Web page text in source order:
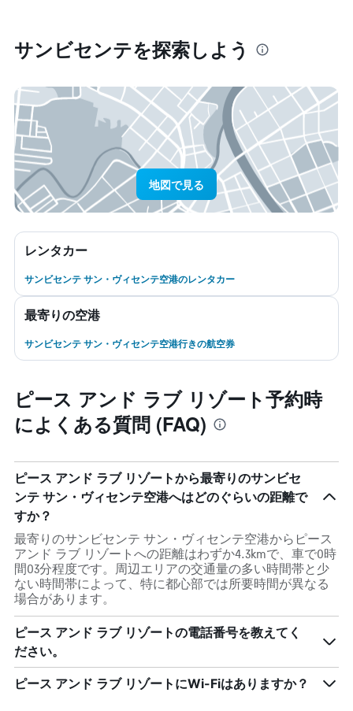
サンビセンテ​を探索しよう
地図で見る
レンタカー
サンビセンテ サン・ヴィセンテ空港のレンタカー
最寄りの空港
サンビセンテ サン・ヴィセンテ空港行きの航空券
ピース アンド ラブ リゾート予約時
によくある質問 (FAQ)
ピース アンド ラブ リゾートから最寄りのサンビセ
ンテ サン・ヴィセンテ空港へはどのぐらいの距離で
すか？
最寄りのサンビセンテ サン・ヴィセンテ空港からピース
アンド ラブ リゾートへの距離はわずか4.3kmで、車で0時
間03分程度です。周辺エリアの交通量の多い時間帯と少
ない時間帯によって、特に都心部では所要時間が異なる
場合があります。
ピース アンド ラブ リゾートの電話番号を教えてく
ださい。
ピース アンド ラブ リゾートにWi-Fiはありますか？